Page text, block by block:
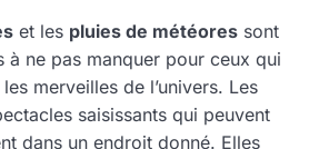
et les pluies de météores sont
à ne pas manquer pour ceux qui
merveilles de l’univers. Les
saisissants qui peuvent
dans un endroit donné. Elles